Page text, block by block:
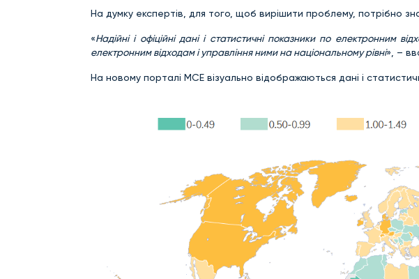
На думку експертів, для того, щоб вирішити проблему, потрібно
«Надійні і офіційні дані і статистичні показники по
електронним відходам і управління ними на національному рівні», –
На новому порталі МСЕ візуально відображаються дані і